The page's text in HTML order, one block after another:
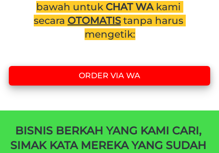
bawah untuk CHAT WA kami
secara OTOMATIS tanpa harus
mengetik:
`
ORDER VIA WA
SIMAK KATA MEREKA YANG SUDAH